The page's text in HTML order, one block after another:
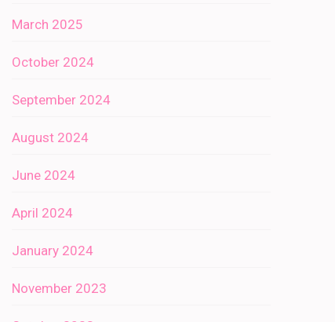
March 2025
October 2024
September 2024
August 2024
June 2024
April 2024
January 2024
November 2023